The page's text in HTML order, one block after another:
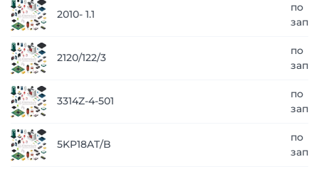
2010- 1.1
по
2120/122/3
по
3314Z-4-501
по
5KP18AT/B
по